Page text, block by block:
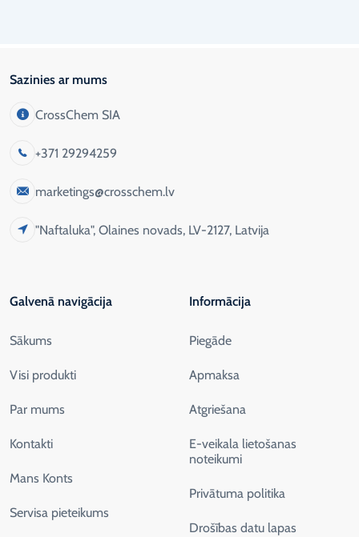
Sazinies ar mums
CrossChem SIA
+371 29294259
marketings@crosschem.lv
"Naftaluka", Olaines novads, LV-2127, Latvija
Galvenā navigācija
Sākums
Visi produkti
Par mums
Kontakti
Mans Konts
Servisa pieteikums
Informācija
Piegāde
Apmaksa
Atgriešana
E-veikala lietošanas
noteikumi
Privātuma politika
Drošības datu lapas